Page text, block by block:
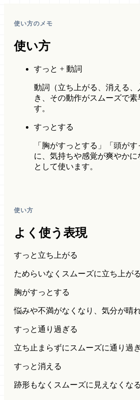
使い方のメモ
使い方
すっと + 動詞
動詞（立ち上がる、消える
き、その動作がスムーズで素
す。
すっとする
「胸がすっとする」「頭が
に、気持ちや感覚が爽やか
として使います。
使い方
よく使う表現
すっと立ち上がる
ためらいなくスムーズに立ち上がる
胸がすっとする
悩みや不満がなくなり、気分が晴
すっと通り過ぎる
立ち止まらずにスムーズに通り過
すっと消える
跡形もなくスムーズに見えなくなる